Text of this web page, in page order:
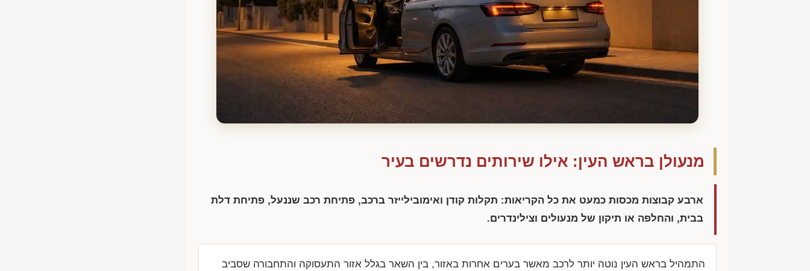
מנעולן בראש העין: אילו שירותים נדרשים בעיר
ארבע קבוצות מכסות כמעט את כל הקריאות: תקלות קודן ואימובילייזר ברכב, פתיחת רכב שננעל, פתיחת דלת
בבית, והחלפה או תיקון של מנעולים וצילינדרים.
התמהיל בראש העין נוטה יותר לרכב מאשר בערים אחרות באזור, בין השאר בגלל אזור התעסוקה והתחבורה שסביב